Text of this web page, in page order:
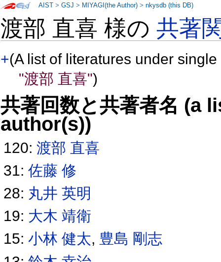
渡部 直喜 様の共著
+(A list of literatures under
"渡部 直喜")
共著回数と共著者名 (a
author(s))
120:渡部 直喜
31:佐藤 修
28: 丸井 英明
19: 大木 靖衛
15:小林 健太, 豊島 剛志
AIST >GSJ > MIYAGI(the Author) >nkysdb (this DB)